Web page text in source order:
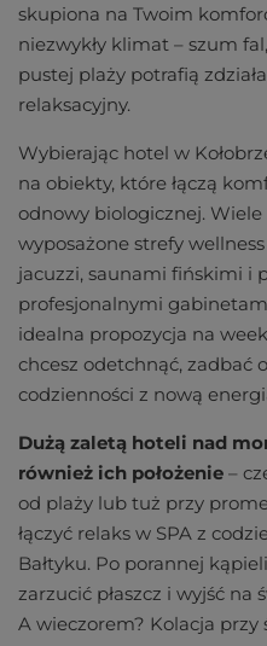
skupiona na Twoim
niezwykły klimat – szum
pustej plaży potrafią
relaksacyjny.
Wybierając hotel w
na obiekty, które łączą
odnowy biologicznej.
wyposażone strefy
jacuzzi, saunami fińskimi i
profesjonalnymi
idealna propozycja na
chcesz odetchnąć, zadbać
codzienności z nową
Dużą zaletą hoteli nad
również ich położenie –
od plaży lub tuż przy
łączyć relaks w SPA z
Bałtyku. Po porannej
zarzucić płaszcz i wyjść na
A wieczorem? Kolacja przy